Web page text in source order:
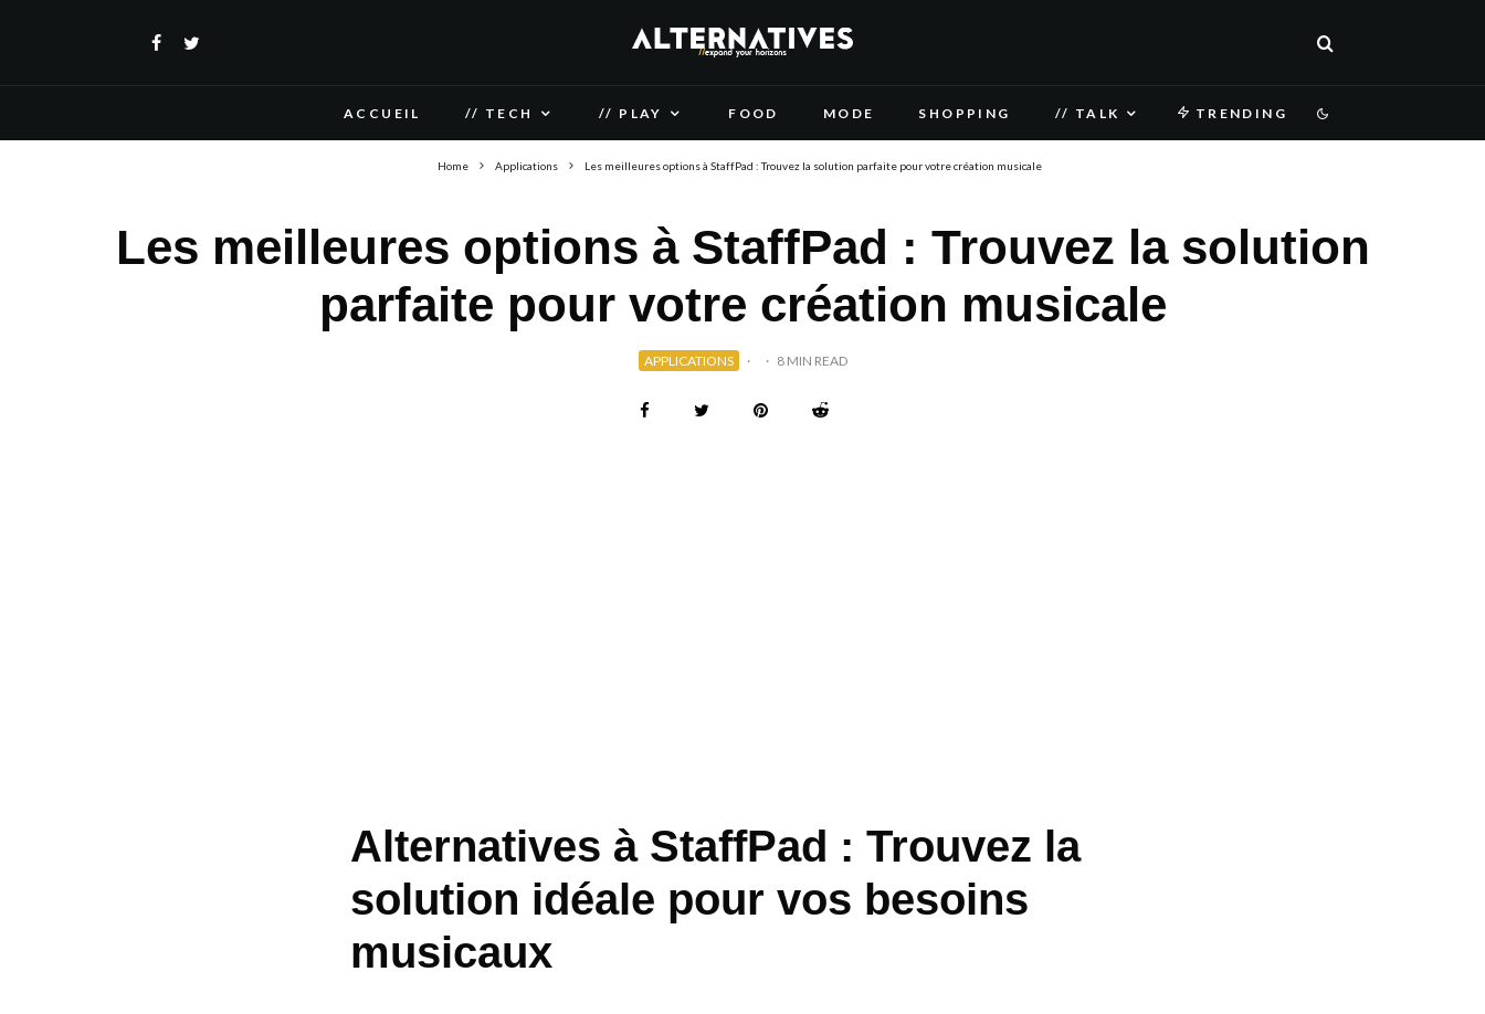
ACCUEIL // TECH // PLAY FOOD MODE SHOPPING // TALK TRENDING
Home Applications Les meilleures options à StaffPad : Trouvez la solution parfaite pour votre création musicale
Les meilleures options à StaffPad : Trouvez la solution
parfaite pour votre création musicale
APPLICATIONS · · 8 MIN READ
Alternatives à StaffPad : Trouvez la
solution idéale pour vos besoins
musicaux